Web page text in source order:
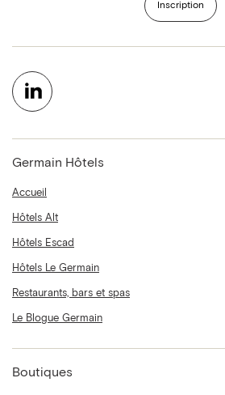
Inscription
Germain Hôtels
Accueil
Hôtels Alt
Hôtels Escad
Hôtels Le Germain
Restaurants, bars et spas
Le Blogue Germain
Boutiques